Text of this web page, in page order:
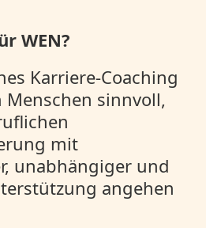
WEN?
Karriere-Coaching
sinnvoll,
mit
unabhängiger und
angehen